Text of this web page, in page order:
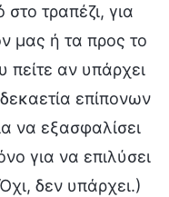
τραπέζι, για
μας ή τα προς το
αν υπάρχει
επίπονων
να εξασφαλίσει
για να επιλύσει
δεν υπάρχει.)